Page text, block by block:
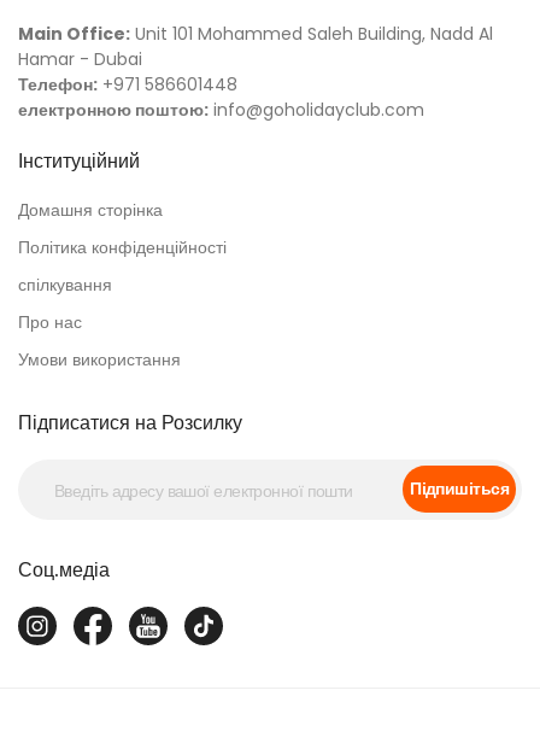
Main Office: Unit 101 Mohammed Saleh Building, Nadd Al
Hamar - Dubai
Телефон: +971 586601448
електронною поштою: info@goholidayclub.com
Інституційний
Домашня сторінка
Політика конфіденційності
спілкування
Про нас
Умови використання
Підписатися на Розсилку
Підпишіться
Соц.медіа